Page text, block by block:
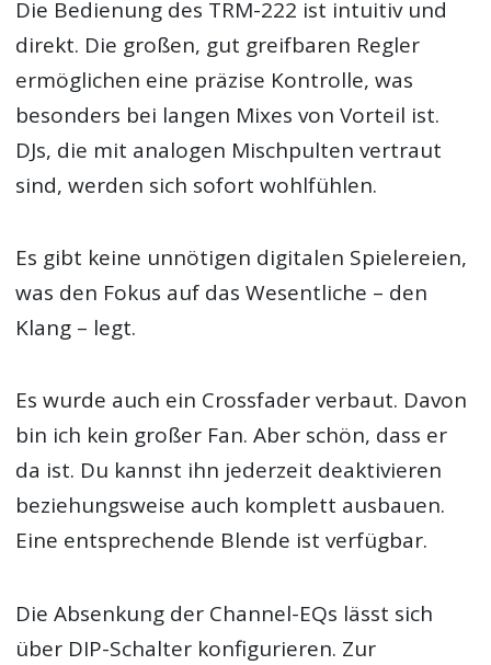
Die Bedienung des TRM-222 ist intuitiv und
direkt. Die großen, gut greifbaren Regler
ermöglichen eine präzise Kontrolle, was
besonders bei langen Mixes von Vorteil ist.
DJs, die mit analogen Mischpulten vertraut
sind, werden sich sofort wohlfühlen.
Es gibt keine unnötigen digitalen Spielereien,
was den Fokus auf das Wesentliche – den
Klang – legt.
Es wurde auch ein Crossfader verbaut. Davon
bin ich kein großer Fan. Aber schön, dass er
da ist. Du kannst ihn jederzeit deaktivieren
beziehungsweise auch komplett ausbauen.
Eine entsprechende Blende ist verfügbar.
Die Absenkung der Channel-EQs lässt sich
über DIP-Schalter konfigurieren. Zur